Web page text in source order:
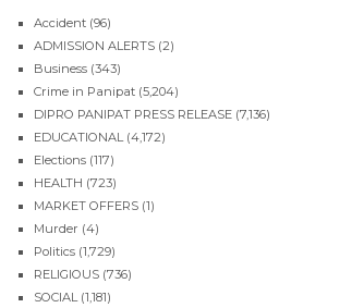
Accident (96)
ADMISSION ALERTS (2)
Business (343)
Crime in Panipat (5,204)
DIPRO PANIPAT PRESS RELEASE (7,136)
EDUCATIONAL (4,172)
Elections (117)
HEALTH (723)
MARKET OFFERS (1)
Murder (4)
Politics (1,729)
RELIGIOUS (736)
SOCIAL (1,181)